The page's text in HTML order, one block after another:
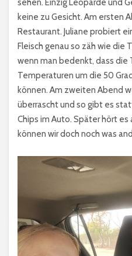
sehen. Einzig Leoparde und
keine zu Gesicht. Am ersten
Restaurant. Juliane probiert
Fleisch genau so zäh wie die
wenn man bedenkt, dass die
Temperaturen um die 50
können. Am zweiten Abend
überrascht und so gibt es
Chips im Auto. Später hört es
können wir doch noch was